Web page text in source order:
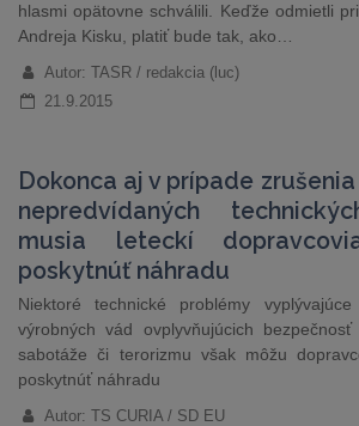
hlasmi opätovne schválili. Keďže odmietli
Andreja Kisku, platiť bude tak, ako…
Autor: TASR / redakcia (luc)
21.9.2015
Dokonca aj v prípade
nepredvídaných
musia leteckí
poskytnúť náhradu
Niektoré technické problémy
výrobných vád ovplyvňujúcich
sabotáže či terorizmu však môžu
poskytnúť náhradu
Autor: TS CURIA / SD EU